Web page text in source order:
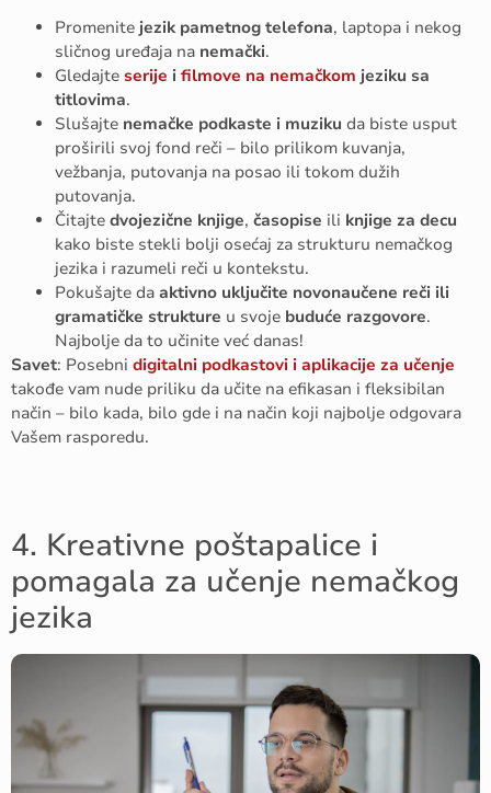
Promenite jezik pametnog telefona, laptopa i nekog
sličnog uređaja na nemački.
Gledajte serije i filmove na nemačkom jeziku sa
titlovima.
Slušajte nemačke podkaste i muziku da biste usput
proširili svoj fond reči – bilo prilikom kuvanja,
vežbanja, putovanja na posao ili tokom dužih
putovanja.
Čitajte dvojezične knjige, časopise ili knjige za decu
kako biste stekli bolji osećaj za strukturu nemačkog
jezika i razumeli reči u kontekstu.
Pokušajte da aktivno uključite novonaučene reči ili
gramatičke strukture u svoje buduće razgovore.
Najbolje da to učinite već danas!
Savet: Posebni digitalni podkastovi i aplikacije za učenje
takođe vam nude priliku da učite na efikasan i fleksibilan
način – bilo kada, bilo gde i na način koji najbolje odgovara
Vašem rasporedu.
4. Kreativne poštapalice i
pomagala za učenje nemačkog
jezika